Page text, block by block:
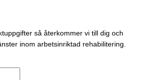
så återkommer vi till dig och
inom arbetsinriktad rehabilitering.